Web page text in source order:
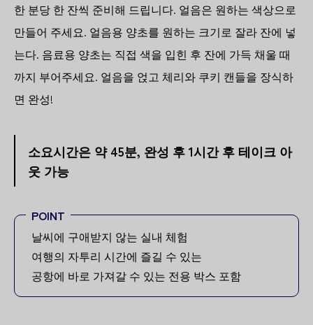
한 분당 한 잔씩 준비해 드립니다. 얼음은 원하는 색상으로
만들어 주세요. 얼음용 양초를 원하는 크기로 잘라 잔에 넣
는다. 음료용 양초는 직접 색을 입힌 후 잔에 가득 채울 때
까지 부어주세요. 얼음을 얹고 체리와 쿠키 캔들을 장식하
면 완성!
소요시간은 약 45분, 완성 후 1시간 후 테이크 아
웃 가능
POINT
날씨에 구애받지 않는 실내 체험
여행의 자투리 시간에 즐길 수 있는
공항에 바로 가져갈 수 있는 전용 박스 포함